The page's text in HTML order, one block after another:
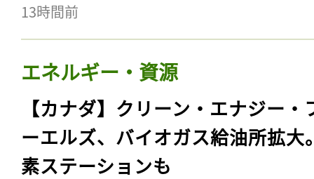
13時間前
エネルギー・資源
【カナダ】クリーン・エナジー・
ーエルズ、バイオガス給油所拡大
素ステーションも